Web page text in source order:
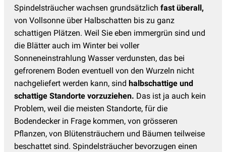
Spindelsträucher wachsen grundsätzlich fast überall,
von Vollsonne über Halbschatten bis zu ganz
schattigen Plätzen. Weil Sie eben immergrün sind und
die Blätter auch im Winter bei voller
Sonneneinstrahlung Wasser verdunsten, das bei
gefrorenem Boden eventuell von den Wurzeln nicht
nachgeliefert werden kann, sind halbschattige und
schattige Standorte vorzuziehen. Das ist ja auch kein
Problem, weil die meisten Standorte, für die
Bodendecker in Frage kommen, von grösseren
Pflanzen, von Blütensträuchern und Bäumen teilweise
beschattet sind. Spindelsträucher bevorzugen einen